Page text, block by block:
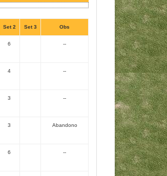
Set 2 Set 3 Obs
6 --
4 --
3 --
3 Abandono
6 --